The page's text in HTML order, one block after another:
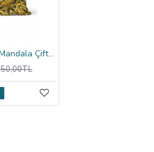
K-197 Flake Mandala Çift Tarafı Baskılı Kırlent Kılıfı